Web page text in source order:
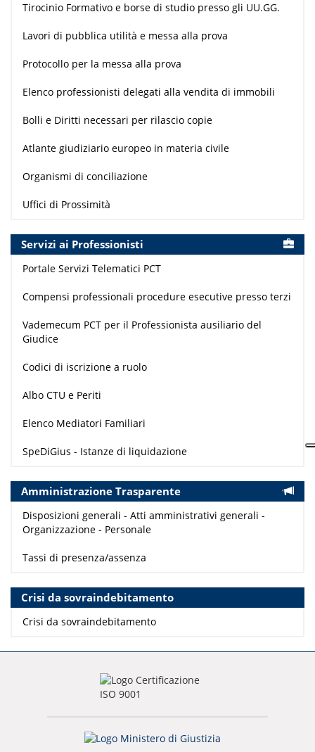
Tirocinio Formativo e borse di studio presso gli UU.GG.
Lavori di pubblica utilità e messa alla prova
Protocollo per la messa alla prova
Elenco professionisti delegati alla vendita di immobili
Bolli e Diritti necessari per rilascio copie
Atlante giudiziario europeo in materia civile
Organismi di conciliazione
Uffici di Prossimità
Servizi ai Professionisti
Portale Servizi Telematici PCT
Compensi professionali procedure esecutive presso terzi
Vademecum PCT per il Professionista ausiliario del
Giudice
Codici di iscrizione a ruolo
Albo CTU e Periti
Elenco Mediatori Familiari
SpeDiGius - Istanze di liquidazione
Amministrazione Trasparente
Disposizioni generali - Atti amministrativi generali -
Organizzazione - Personale
Tassi di presenza/assenza
Crisi da sovraindebitamento
Crisi da sovraindebitamento